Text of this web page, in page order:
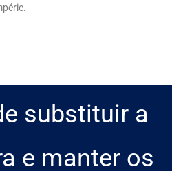
substituir a
e manter os